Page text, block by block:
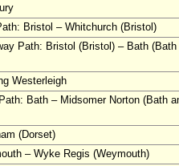
Bristol – Whitchurch (Bristol)
Path: Bristol (Bristol) – Bath
Westerleigh
Bath – Midsomer Norton (Bath
(Dorset)
– Wyke Regis (Weymouth)